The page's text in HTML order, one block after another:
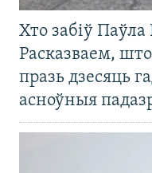
Хто забіў
Расказваем,
празь дзесяць
асноўныя